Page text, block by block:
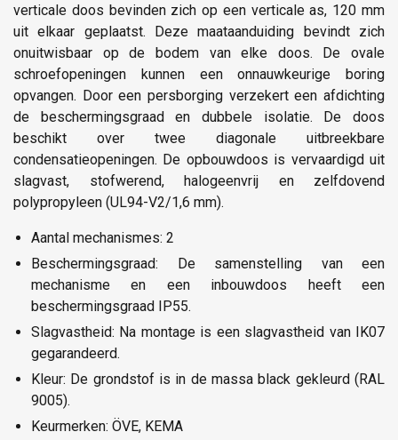
verticale doos bevinden zich op een verticale as, 120 mm
uit elkaar geplaatst. Deze maataanduiding bevindt zich
onuitwisbaar op de bodem van elke doos. De ovale
schroefopeningen kunnen een onnauwkeurige boring
opvangen. Door een persborging verzekert een afdichting
de beschermingsgraad en dubbele isolatie. De doos
beschikt over twee diagonale uitbreekbare
condensatieopeningen. De opbouwdoos is vervaardigd uit
slagvast, stofwerend, halogeenvrij en zelfdovend
polypropyleen (UL94-V2/1,6 mm).
Aantal mechanismes: 2
Beschermingsgraad: De samenstelling van een
mechanisme en een inbouwdoos heeft een
beschermingsgraad IP55.
Slagvastheid: Na montage is een slagvastheid van IK07
gegarandeerd.
Kleur: De grondstof is in de massa black gekleurd (RAL
9005).
Keurmerken: ÖVE, KEMA